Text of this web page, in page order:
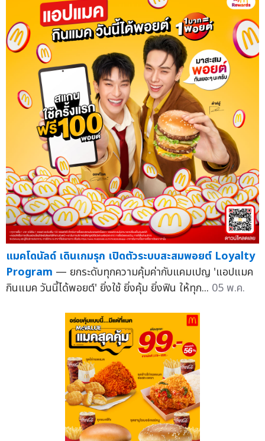
แมคโดนัลด์ เดินเกมรุก เปิดตัวระบบสะสมพอยต์ Loyalty
Program — ยกระดับทุกความคุ้มค่ากับแคมเปญ 'แอปแมค
กินแมค วันนี้ได้พอยต์' ยิ่งใช้ ยิ่งคุ้ม ยิ่งฟิน ให้ทุก... 05 พ.ค.